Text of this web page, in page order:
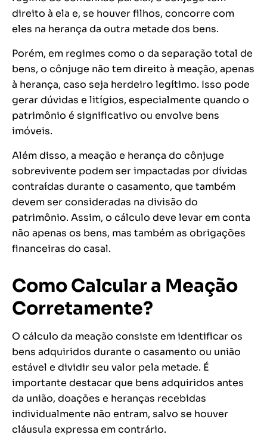
direito à ela e, se houver filhos, concorre com
eles na herança da outra metade dos bens.
Porém, em regimes como o da separação total de
bens, o cônjuge não tem direito à meação, apenas
à herança, caso seja herdeiro legítimo. Isso pode
gerar dúvidas e litígios, especialmente quando o
patrimônio é significativo ou envolve bens
imóveis.
Além disso, a meação e herança do cônjuge
sobrevivente podem ser impactadas por dívidas
contraídas durante o casamento, que também
devem ser consideradas na divisão do
patrimônio. Assim, o cálculo deve levar em conta
não apenas os bens, mas também as obrigações
financeiras do casal.
Como Calcular a Meação
Corretamente?
O cálculo da meação consiste em identificar os
bens adquiridos durante o casamento ou união
estável e dividir seu valor pela metade. É
importante destacar que bens adquiridos antes
da união, doações e heranças recebidas
individualmente não entram, salvo se houver
cláusula expressa em contrário.